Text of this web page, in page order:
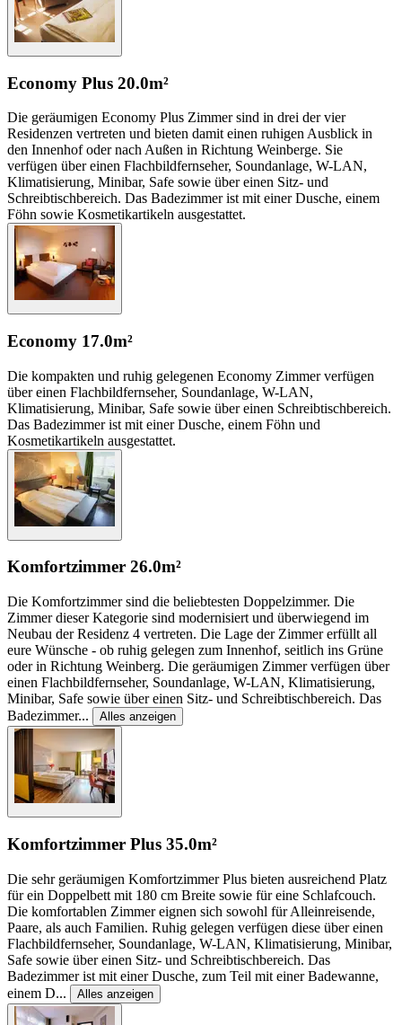
Economy Plus 20.0m²
Die geräumigen Economy Plus Zimmer sind in drei der vier
Residenzen vertreten und bieten damit einen ruhigen Ausblick in
den Innenhof oder nach Außen in Richtung Weinberge. Sie
verfügen über einen Flachbildfernseher, Soundanlage, W-LAN,
Klimatisierung, Minibar, Safe sowie über einen Sitz- und
Schreibtischbereich. Das Badezimmer ist mit einer Dusche, einem
Föhn sowie Kosmetikartikeln ausgestattet.
Economy 17.0m²
Die kompakten und ruhig gelegenen Economy Zimmer verfügen
über einen Flachbildfernseher, Soundanlage, W-LAN,
Klimatisierung, Minibar, Safe sowie über einen Schreibtischbereich.
Das Badezimmer ist mit einer Dusche, einem Föhn und
Kosmetikartikeln ausgestattet.
Komfortzimmer 26.0m²
Die Komfortzimmer sind die beliebtesten Doppelzimmer. Die
Zimmer dieser Kategorie sind modernisiert und überwiegend im
Neubau der Residenz 4 vertreten. Die Lage der Zimmer erfüllt all
eure Wünsche - ob ruhig gelegen zum Innenhof, seitlich ins Grüne
oder in Richtung Weinberg. Die geräumigen Zimmer verfügen über
einen Flachbildfernseher, Soundanlage, W-LAN, Klimatisierung,
Minibar, Safe sowie über einen Sitz- und Schreibtischbereich. Das
Badezimmer... Alles anzeigen
Komfortzimmer Plus 35.0m²
Die sehr geräumigen Komfortzimmer Plus bieten ausreichend Platz
für ein Doppelbett mit 180 cm Breite sowie für eine Schlafcouch.
Die komfortablen Zimmer eignen sich sowohl für Alleinreisende,
Paare, als auch Familien. Ruhig gelegen verfügen diese über einen
Flachbildfernseher, Soundanlage, W-LAN, Klimatisierung, Minibar,
Safe sowie über einen Sitz- und Schreibtischbereich. Das
Badezimmer ist mit einer Dusche, zum Teil mit einer Badewanne,
einem D... Alles anzeigen